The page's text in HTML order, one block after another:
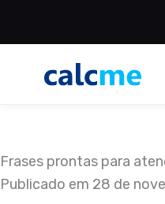
conteúdo
Frases prontas para
Publicado em 28 de